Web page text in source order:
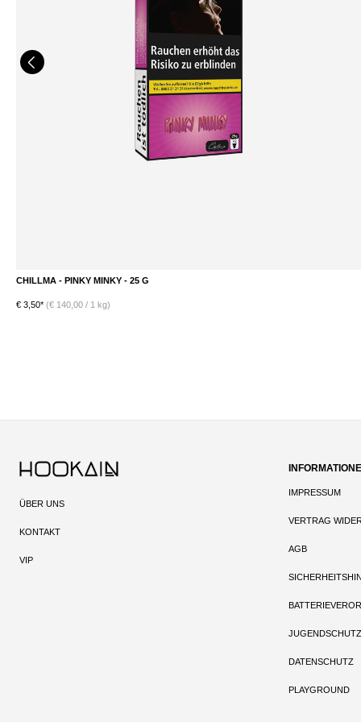
CHILLMA - PINKY MINKY - 25 G
€ 3,50* (€ 140,00 / 1 kg)
ÜBER UNS
KONTAKT
VIP
IMPRESSUM
VERTRAG
AGB
JUGENDSCHUTZ
DATENSCHUTZ
PLAYGROUND